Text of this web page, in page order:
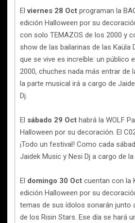
Elviernes 28 Oct programan la
edición Halloween por su
con solo TEMAZOS de los 2000 y
show de las bailarinas de las Kaüla
que se vive es increíble: un público
2000, chuches nada más entrar de
la parte musical irá a cargo de
Dj.
El sábado 29 Oct habrá la WOLF
Halloween por su decoración. El
¡Todo un festival! Como cada
Jaidek Music y Nesi Dj a cargo de
El domingo 30 Oct cuentan con la
edición Halloween por su
temas de sus ídolos sonarán junto
de los Risin Stars. Ese día se hará